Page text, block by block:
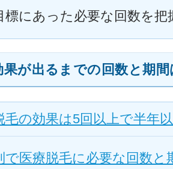
標にあった必要な回数を
果が出るまでの回数と期間
毛の効果は5回以上で半年
で医療脱毛に必要な回数と